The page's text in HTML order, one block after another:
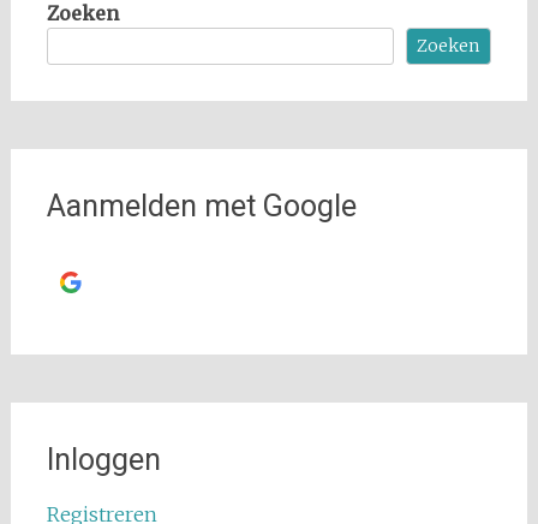
Zoeken
Zoeken
Aanmelden met Google
Inloggen
Registreren